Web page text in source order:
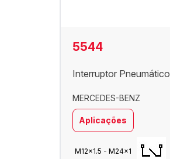
5544
Interruptor Pneumático
MERCEDES-BENZ
Aplicações
M12x1.5 - M24x1